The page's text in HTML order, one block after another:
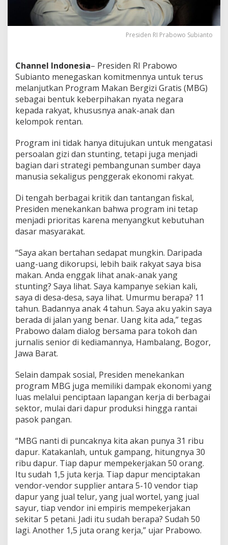
d
a
u
p
s
i
Presiden RI Prabowo Subianto
Channel Indonesia– Presiden RI Prabowo
Subianto menegaskan komitmennya untuk terus
melanjutkan Program Makan Bergizi Gratis (MBG)
sebagai bentuk keberpihakan nyata negara
kepada rakyat, khususnya anak-anak dan
kelompok rentan.
Program ini tidak hanya ditujukan untuk mengatasi
persoalan gizi dan stunting, tetapi juga menjadi
bagian dari strategi pembangunan sumber daya
manusia sekaligus penggerak ekonomi rakyat.
Di tengah berbagai kritik dan tantangan fiskal,
Presiden menekankan bahwa program ini tetap
menjadi prioritas karena menyangkut kebutuhan
dasar masyarakat.
“Saya akan bertahan sedapat mungkin. Daripada
uang-uang dikorupsi, lebih baik rakyat saya bisa
makan. Anda enggak lihat anak-anak yang
stunting? Saya lihat. Saya kampanye sekian kali,
saya di desa-desa, saya lihat. Umurmu berapa? 11
tahun. Badannya anak 4 tahun. Saya aku yakin saya
berada di jalan yang benar. Uang kita ada,” tegas
Prabowo dalam dialog bersama para tokoh dan
jurnalis senior di kediamannya, Hambalang, Bogor,
Jawa Barat.
Selain dampak sosial, Presiden menekankan
program MBG juga memiliki dampak ekonomi yang
luas melalui penciptaan lapangan kerja di berbagai
sektor, mulai dari dapur produksi hingga rantai
pasok pangan.
“MBG nanti di puncaknya kita akan punya 31 ribu
dapur. Katakanlah, untuk gampang, hitungnya 30
ribu dapur. Tiap dapur mempekerjakan 50 orang.
Itu sudah 1,5 juta kerja. Tiap dapur menciptakan
vendor-vendor supplier antara 5-10 vendor tiap
dapur yang jual telur, yang jual wortel, yang jual
sayur, tiap vendor ini empiris mempekerjakan
sekitar 5 petani. Jadi itu sudah berapa? Sudah 50
lagi. Another 1,5 juta orang kerja,” ujar Prabowo.